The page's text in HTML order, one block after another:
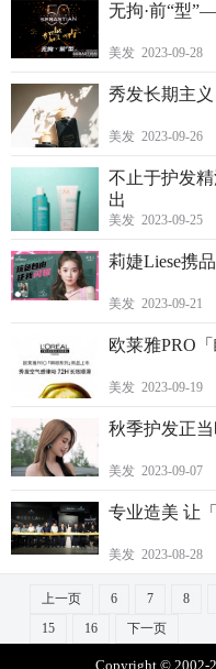
无拘·前“型
美发 2023-09-28
秀发长期主
美发 2023-09-26
不止于护发
出
美发 2023-09-25
莉婕Liese携
美发 2023-09-21
欧莱雅PRO
美发 2023-09-19
秋季护发正当
美发 2023-09-07
专业造美 让
美发 2023-08-28
上一页 6 7 8
15
16 下一页
Copyright © 2002-